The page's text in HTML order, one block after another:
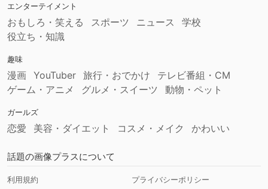
エンターテイメント
おもしろ・笑える スポーツ ニュース
学校
役立ち・知識
趣味
漫画 YouTuber 旅行・おでかけ
テレビ番組・CM
ゲーム・アニメ
グルメ・スイーツ 動物・ペット
ガールズ
恋愛 美容・ダイエット コスメ・メイク かわいい
話題の画像プラスについて
利用規約 プライバシーポリシー